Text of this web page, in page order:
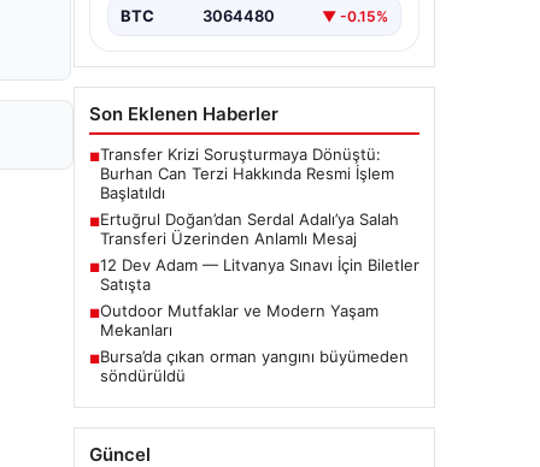
BTC 3064480 ▼ -0.15%
Son Eklenen Haberler
■Transfer Krizi Soruşturmaya Dönüştü:
Burhan Can Terzi Hakkında Resmi İşlem
Başlatıldı
■Ertuğrul Doğan’dan Serdal Adalı’ya Salah
Transferi Üzerinden Anlamlı Mesaj
■12 Dev Adam — Litvanya Sınavı İçin Biletler
Satışta
■Outdoor Mutfaklar ve Modern Yaşam
Mekanları
■Bursa’da çıkan orman yangını büyümeden
söndürüldü
Güncel